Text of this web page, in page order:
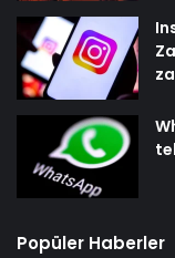
Popüler Haberler